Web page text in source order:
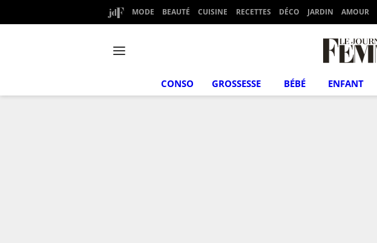
MODE BEAUTÉ CUISINE RECETTES DÉCO JARDIN AMOUR
CONSO GROSSESSE BÉBÉ ENFANT